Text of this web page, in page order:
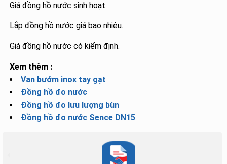
Giá đồng hồ nước sinh hoạt.
Lắp đồng hồ nước giá bao nhiêu.
Giá đồng hồ nước có kiểm định.
Xem thêm :
Van bướm inox tay gạt
Đồng hồ đo nước
Đồng hồ đo lưu lượng bùn
Đồng hồ đo nước Sence DN15